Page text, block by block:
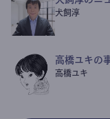
犬飼淳
高橋ユキの
高橋ユキ